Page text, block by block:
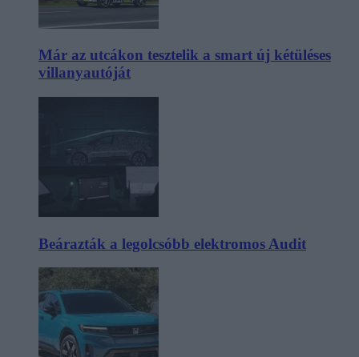
Már az utcákon tesztelik a smart új kétüléses
villanyautóját
Beárazták a legolcsóbb elektromos Audit